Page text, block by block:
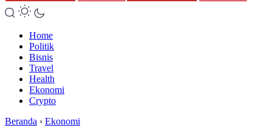
Home
Politik
Bisnis
Travel
Health
Ekonomi
Crypto
Beranda › Ekonomi